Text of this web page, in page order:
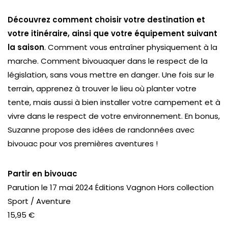
Découvrez comment choisir votre destination et
votre itinéraire, ainsi que votre équipement suivant
la saison. Comment vous entraîner physiquement à la
marche. Comment bivouaquer dans le respect de la
législation, sans vous mettre en danger. Une fois sur le
terrain, apprenez à trouver le lieu où planter votre
tente, mais aussi à bien installer votre campement et à
vivre dans le respect de votre environnement. En bonus,
Suzanne propose des idées de randonnées avec
bivouac pour vos premières aventures !
Partir en bivouac
Parution le 17 mai 2024 Éditions Vagnon Hors collection
Sport / Aventure
15,95 €